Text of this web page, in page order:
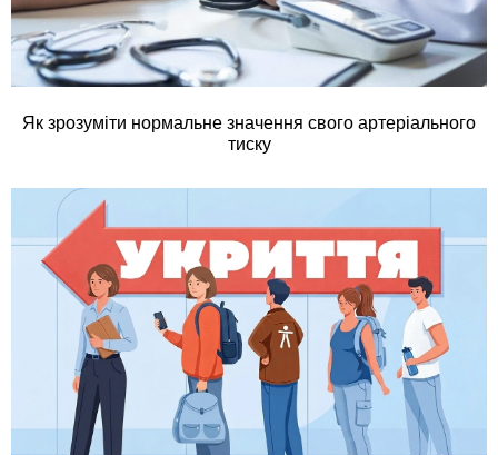
Як зрозуміти нормальне значення свого артеріального
тиску